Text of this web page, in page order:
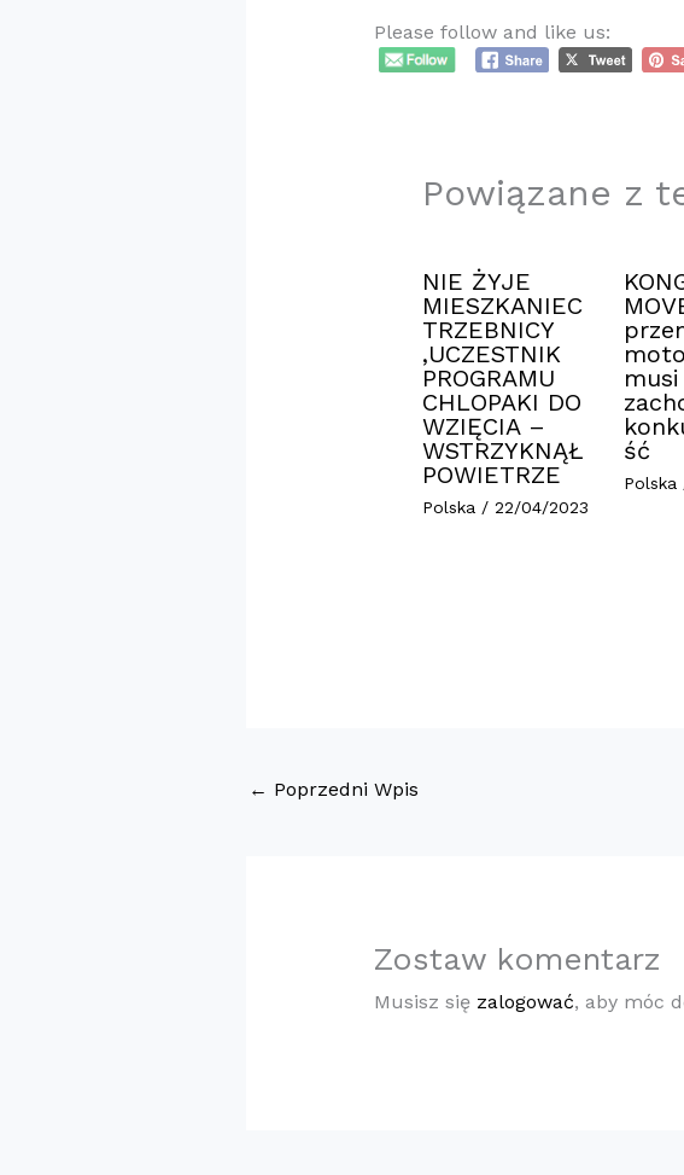
Please follow and like us:
Powiązane z
NIE ŻYJE
MIESZKANIEC
TRZEBNICY
,UCZESTNIK
PROGRAMU
CHLOPAKI DO
WZIĘCIA –
WSTRZYKNĄŁ
POWIETRZE
Polska /22/04/2023
musi
ść
Polska
← Poprzedni Wpis
Zostaw komentarz
Musisz się zalogować, aby móc